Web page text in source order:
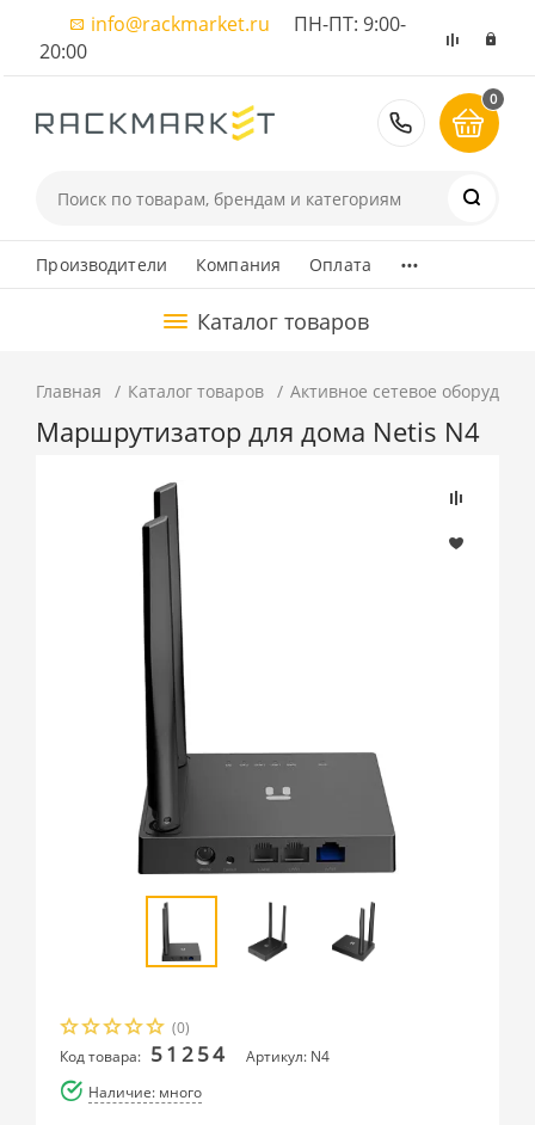
info@rackmarket.ru ПН-ПТ: 9:00-
20:00
8 (495)
0
Производители Компания Оплата ...
Каталог товаров
Главная Каталог товаров Активное сетевое
Маршрутизатор для дома Netis N4
(0)
Код товара: 51254
Артикул: N4
Наличие: много